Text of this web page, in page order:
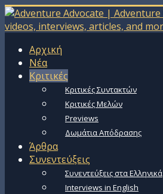
Αρχική
Νέα
Κριτικές
Κριτικές Συντακτών
Κριτικές Μελών
Previews
Δωμάτια Απόδρασης
Άρθρα
Συνεντεύξεις
Συνεντεύξεις στα Ελληνικά
Interviews in English